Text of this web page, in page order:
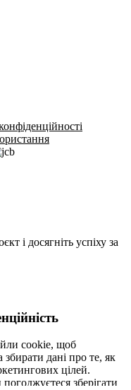
і досягніть успіху за
cookie, щоб
збирати дані про те, як
цілей.
зберігати